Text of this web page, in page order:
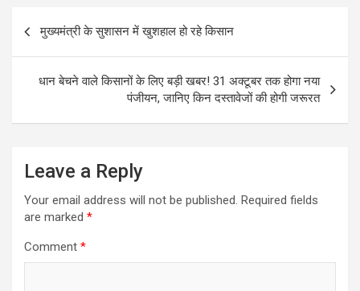
navigation
मुख्यमंत्री के सुशासन में खुशहाल हो रहे किसान
धान बेचने वाले किसानों के लिए बड़ी खबर! 31 अक्टूबर तक होगा नया
पंजीयन, जानिए किन दस्तावेजों की होगी जरूरत
Leave a Reply
Your email address will not be published. Required fields
are marked *
Comment *